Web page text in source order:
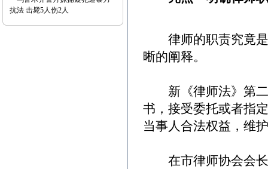
抗法 击毙5人伤2人
律师的职责究竟是
晰的阐释。
新《律师法》第二
书，接受委托或者指
当事人合法权益，维
在市律师协会会长